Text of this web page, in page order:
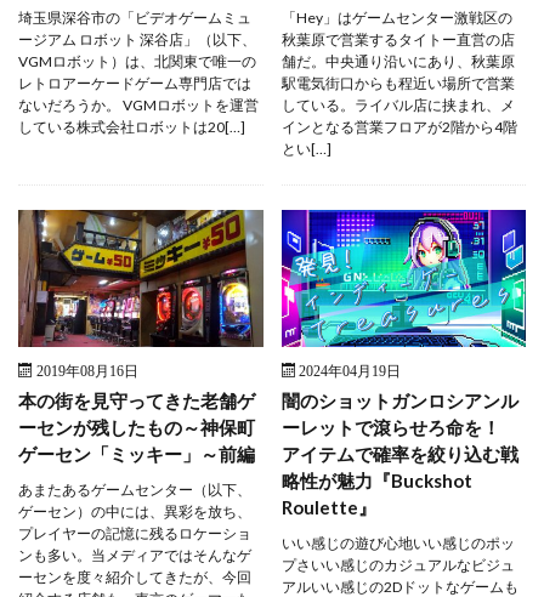
埼玉県深谷市の「ビデオゲームミュ
ージアム ロボット 深谷店」（以下、
VGMロボット）は、北関東で唯一の
レトロアーケードゲーム専門店では
ないだろうか。 VGMロボットを運営
している株式会社ロボットは20[…]
「Hey」はゲームセンター激戦区の
秋葉原で営業するタイトー直営の店
舗だ。中央通り沿いにあり、秋葉原
駅電気街口からも程近い場所で営業
している。ライバル店に挟まれ、メ
インとなる営業フロアが2階から4階
とい[…]
2019年08月16日
本の街を見守ってきた老舗ゲ
ーセンが残したもの～神保町
ゲーセン「ミッキー」～前編
あまたあるゲームセンター（以下、
ゲーセン）の中には、異彩を放ち、
プレイヤーの記憶に残るロケーショ
ンも多い。当メディアではそんなゲ
ーセンを度々紹介してきたが、今回
2024年04月19日
闇のショットガンロシアンル
ーレットで滾らせろ命を！
アイテムで確率を絞り込む戦
略性が魅力『Buckshot
Roulette』
いい感じの遊び心地いい感じのポッ
プさいい感じのカジュアルなビジュ
アルいい感じの2Dドットなゲームも